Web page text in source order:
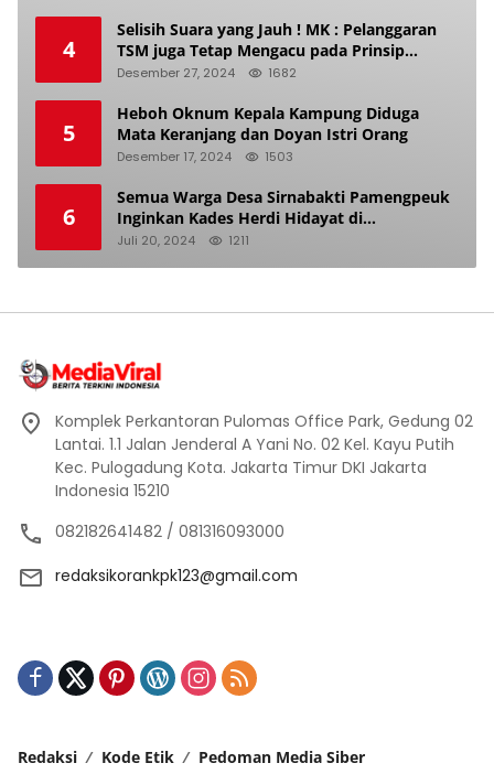
4
Selisih Suara yang Jauh ! MK : Pelanggaran
TSM juga Tetap Mengacu pada Prinsip
Keadilan Pemilu
Desember 27, 2024 1682
5
Heboh Oknum Kepala Kampung Diduga
Mata Keranjang dan Doyan Istri Orang
Desember 17, 2024 1503
6
Semua Warga Desa Sirnabakti Pamengpeuk
Inginkan Kades Herdi Hidayat di
Berhentikan Dari Jabatan nya
Juli 20, 2024 1211
Komplek Perkantoran Pulomas Office Park, Gedung 02
Lantai. 1.1 Jalan Jenderal A Yani No. 02 Kel. Kayu Putih
Kec. Pulogadung Kota. Jakarta Timur DKI Jakarta
Indonesia 15210
082182641482 / 081316093000
redaksikorankpk123@gmail.com
Redaksi Kode Etik Pedoman Media Siber